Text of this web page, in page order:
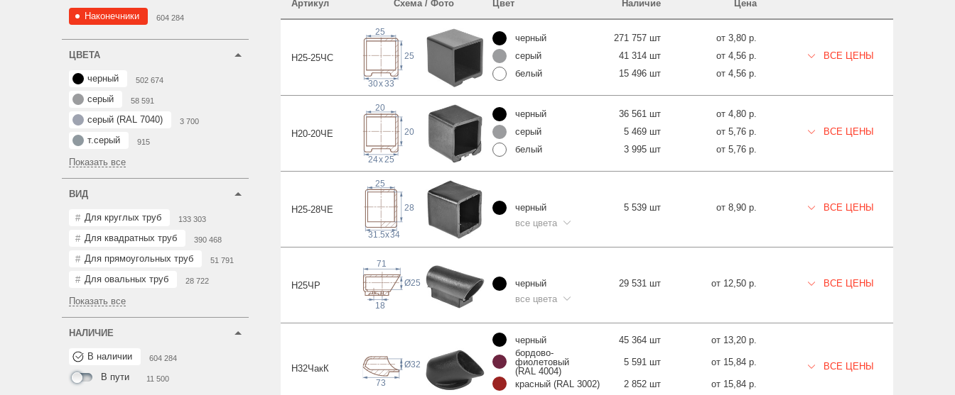
Наконечники 604 284
ЦВЕТА
черный 502 674
серый 58 591
серый (RAL 7040) 3 700
т.серый 915
Показать все
ВИД
Для круглых труб 133 303
Для квадратных труб 390 468
Для прямоугольных труб 51 791
Для овальных труб 28 722
Показать все
НАЛИЧИЕ
В наличии 604 284
В пути 11 500
Артикул Схема / Фото Цвет Наличие Цена
Н25-25ЧС 25
25
30 33
x
черный
серый
белый
271 757 шт
41 314 шт
15 496 шт
от 3,80 р.
от 4,56 р.
от 4,56 р.
ВСЕ ЦЕНЫ
Н20-20ЧЕ 20
20
24 25
x
черный
серый
белый
36 561 шт
5 469 шт
3 995 шт
от 4,80 р.
от 5,76 р.
от 5,76 р.
ВСЕ ЦЕНЫ
Н25-28ЧЕ 28
25
34
x
31.5
черный
все цвета
5 539 шт от 8,90 р. ВСЕ ЦЕНЫ
Н25ЧР Ø25
18
71
черный
все цвета
29 531 шт от 12,50 р. ВСЕ ЦЕНЫ
Н32ЧакК
Ø32
73
черный
бордово-
фиолетовый
(RAL 4004)
красный (RAL 3002)
45 364 шт
5 591 шт
2 852 шт
от 13,20 р.
от 15,84 р.
от 15,84 р.
ВСЕ ЦЕНЫ